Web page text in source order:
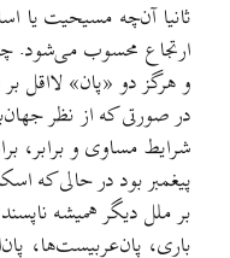
ثانیا آن‌چه مسیحیت یا
ارتجاع محسوب می‌شود.
و هرگز دو «پان» لااقل
در صورتی که از نظر
شرایط مساوی و برابر،
پیغمبر بود در حالی که
بر ملل دیگر همیشه
باری، پان‌عربیست‌ها،